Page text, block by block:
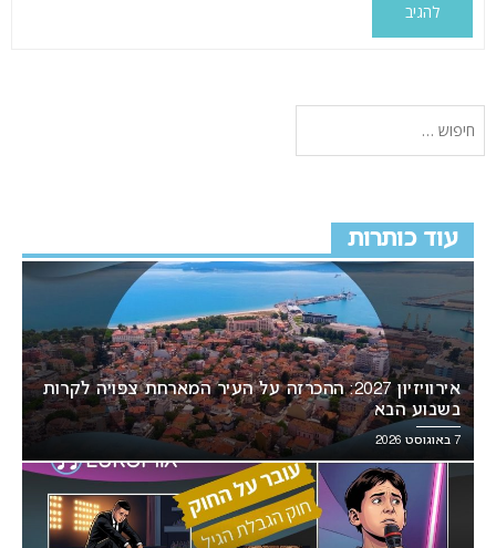
עוד כותרות
אירוויזיון 2027: ההכרזה על העיר המארחת צפויה לקרות
בשבוע הבא
7 באוגוסט 2026